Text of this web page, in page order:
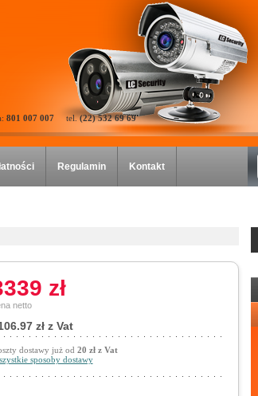
801 007 007tel.(22) 532 69 69
Regulamin Kontakt
zł
netto
zł z Vat
dostawy już od 20 zł z Vat
sposoby dostawy